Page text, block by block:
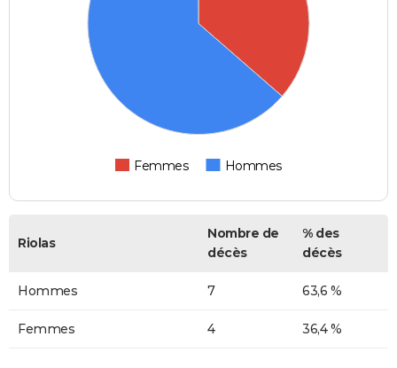
Femmes Hommes
Riolas
Nombre de
décès
% des
décès
Hommes 7 63,6 %
Femmes 4 36,4 %